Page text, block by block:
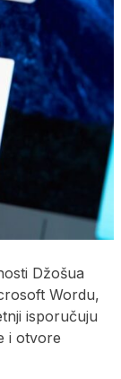
Džošua
Wordu,
isporučuju
i otvore